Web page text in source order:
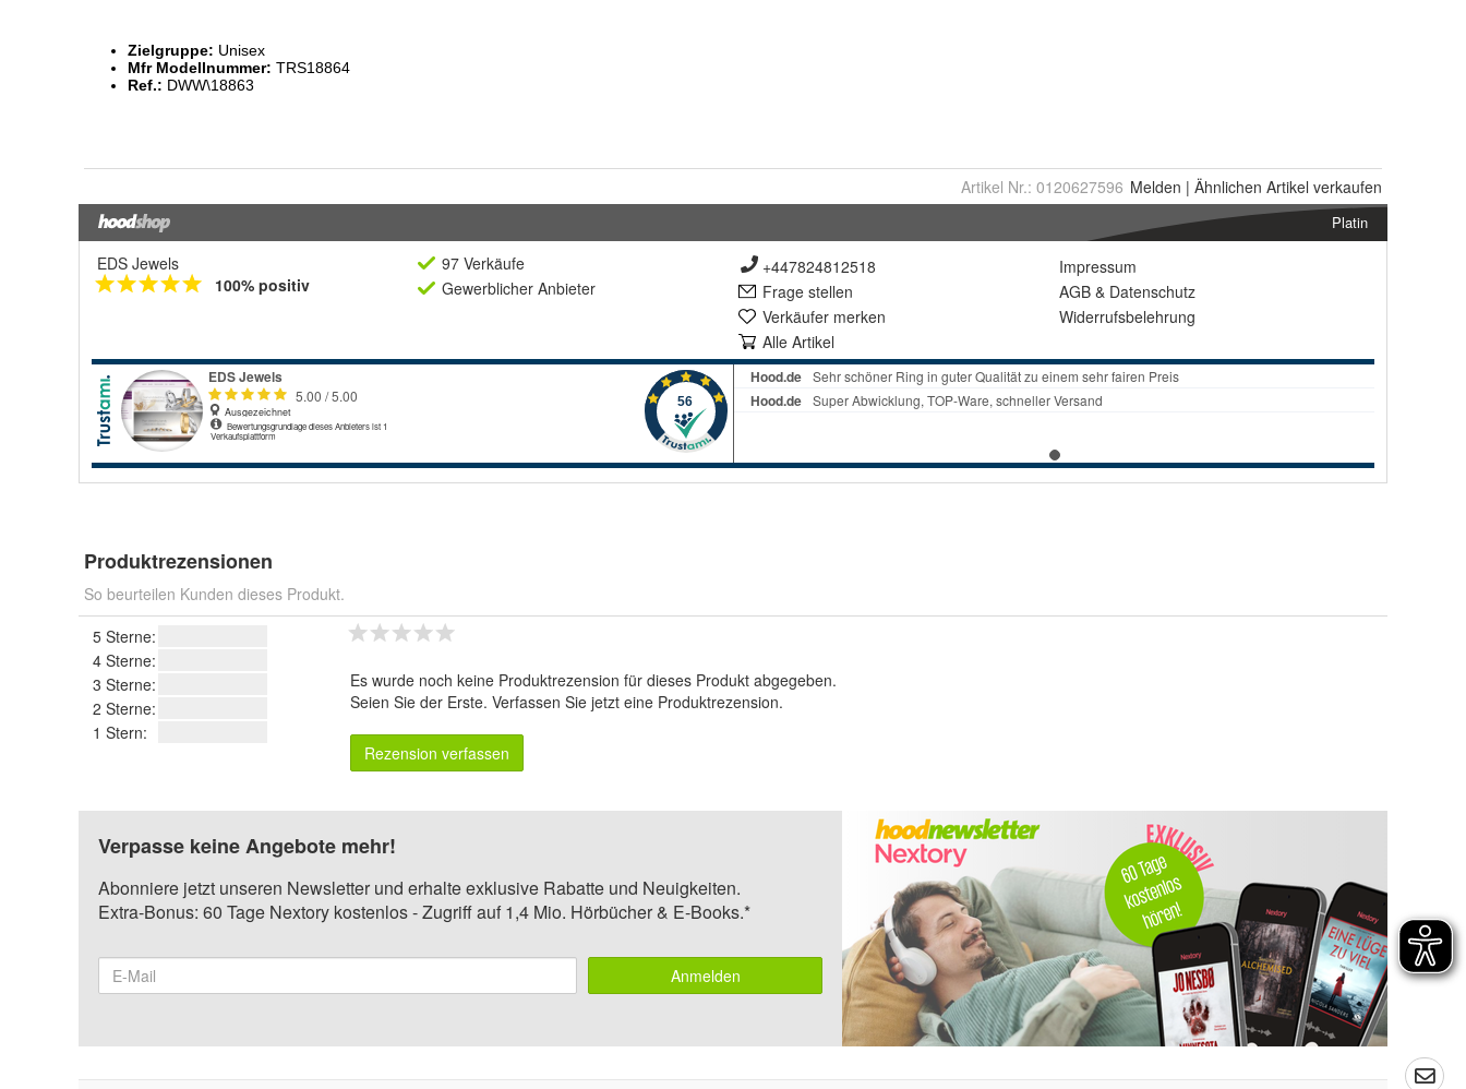
Artikel Nr.: 0120627596 Melden | Ähnlichen Artikel verkaufen
Platin
EDS Jewels
100% positiv
97 Verkäufe
Gewerblicher Anbieter
+447824812518
Frage stellen
Verkäufer merken
Alle Artikel
Impressum
AGB & Datenschutz
Widerrufsbelehrung
Produktrezensionen
So beurteilen Kunden dieses Produkt.
5 Sterne:
4 Sterne:
3 Sterne:
2 Sterne:
1 Stern:
Es wurde noch keine Produktrezension für dieses Produkt abgegeben.
Seien Sie der Erste. Verfassen Sie jetzt eine Produktrezension.
Rezension verfassen
Verpasse keine Angebote mehr!
Abonniere jetzt unseren Newsletter und erhalte exklusive Rabatte und Neuigkeiten.
Extra-Bonus: 60 Tage Nextory kostenlos - Zugriff auf 1,4 Mio. Hörbücher & E-Books.*
Anmelden